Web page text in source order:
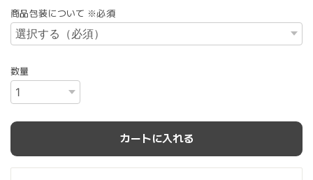
商品包装について ※必須
数量
カートに入れる